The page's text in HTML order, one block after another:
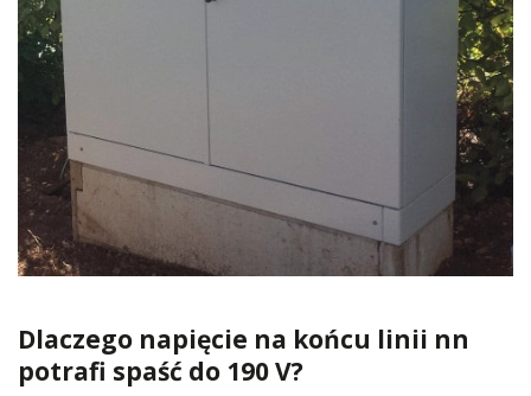
Dlaczego napięcie na końcu linii nn
potrafi spaść do 190 V?